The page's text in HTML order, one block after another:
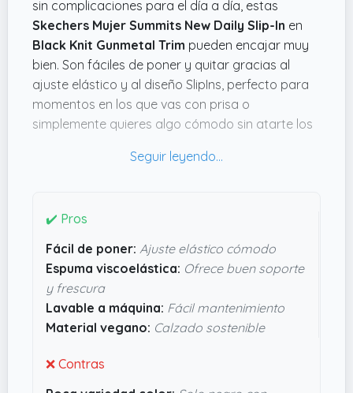
sin complicaciones para el día a día, estas
Skechers Mujer Summits New Daily Slip-In en
Black Knit Gunmetal Trim pueden encajar muy
bien. Son fáciles de poner y quitar gracias al
ajuste elástico y al diseño SlipIns, perfecto para
momentos en los que vas con prisa o
simplemente quieres algo cómodo sin atarte los
máquina, resultan prácticas si eres de los que
viscoelástica que incorpora, con tecnología
refrigerada por aire, que debería ofrecer un buen
soporte y frescura, ideal para usar mucho
tiempo sin que los pies se agobien. No pesan casi
nada, alrededor de0.9 kg, así que tampoco es
sencillo y funcional, parecen una opción que
✔️ Pros
Fácil de poner: Ajuste elástico cómodo
Espuma viscoelástica: Ofrece buen soporte
y frescura
Lavable a máquina: Fácil mantenimiento
Material vegano: Calzado sostenible
❌ Contras